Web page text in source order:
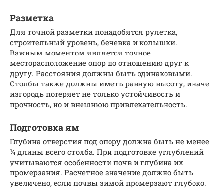
Разметка
Для точной разметки понадобятся рулетка,
строительный уровень, бечевка и колышки.
Важным моментом является точное
месторасположение опор по отношению друг к
другу. Расстояния должны быть одинаковыми.
Столбы также должны иметь равную высоту, иначе
изгородь потеряет не только устойчивость и
прочность, но и внешнюю привлекательность.
Подготовка ям
Глубина отверстия под опору должна быть не менее
¼ длины всего столба. При подготовке углублений
учитываются особенности почв и глубина их
промерзания. Расчетное значение должно быть
увеличено, если почвы зимой промерзают глубоко.